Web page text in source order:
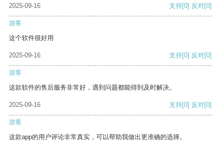
2025-09-16 支持[0] 反对[0]
游客
这个软件很好用
2025-09-16 支持[0] 反对[0]
游客
这款软件的售后服务非常好，遇到问题都能得到及时解决。
2025-09-16 支持[0] 反对[0]
游客
这款app的用户评论非常真实，可以帮助我做出更准确的选择。